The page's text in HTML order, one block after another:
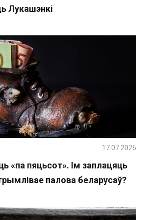
Лукашэнкі
«па пяцьсот». Ім заплацяць
палова беларусаў?
17.07.2026